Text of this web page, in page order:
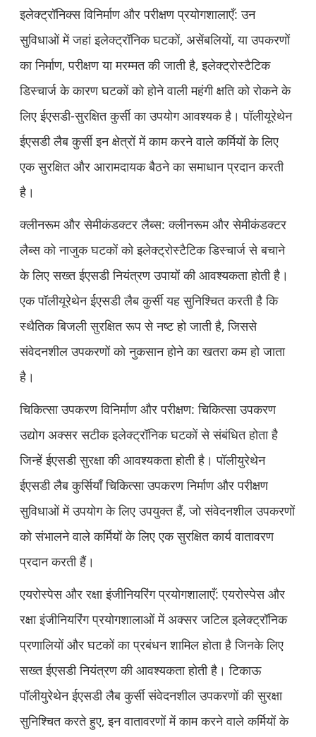
इलेक्ट्रॉनिक्स विनिर्माण और परीक्षण प्रयोगशालाएँ: उन
सुविधाओं में जहां इलेक्ट्रॉनिक घटकों, असेंबलियों, या उपकरणों
का निर्माण, परीक्षण या मरम्मत की जाती है, इलेक्ट्रोस्टैटिक
डिस्चार्ज के कारण घटकों को होने वाली महंगी क्षति को रोकने के
लिए ईएसडी-सुरक्षित कुर्सी का उपयोग आवश्यक है। पॉलीयूरेथेन
ईएसडी लैब कुर्सी इन क्षेत्रों में काम करने वाले कर्मियों के लिए
एक सुरक्षित और आरामदायक बैठने का समाधान प्रदान करती
है।
क्लीनरूम और सेमीकंडक्टर लैब्स: क्लीनरूम और सेमीकंडक्टर
लैब्स को नाजुक घटकों को इलेक्ट्रोस्टैटिक डिस्चार्ज से बचाने
के लिए सख्त ईएसडी नियंत्रण उपायों की आवश्यकता होती है।
एक पॉलीयूरेथेन ईएसडी लैब कुर्सी यह सुनिश्चित करती है कि
स्थैतिक बिजली सुरक्षित रूप से नष्ट हो जाती है, जिससे
संवेदनशील उपकरणों को नुकसान होने का खतरा कम हो जाता
है।
चिकित्सा उपकरण विनिर्माण और परीक्षण: चिकित्सा उपकरण
उद्योग अक्सर सटीक इलेक्ट्रॉनिक घटकों से संबंधित होता है
जिन्हें ईएसडी सुरक्षा की आवश्यकता होती है। पॉलीयुरेथेन
ईएसडी लैब कुर्सियाँ चिकित्सा उपकरण निर्माण और परीक्षण
सुविधाओं में उपयोग के लिए उपयुक्त हैं, जो संवेदनशील उपकरणों
को संभालने वाले कर्मियों के लिए एक सुरक्षित कार्य वातावरण
प्रदान करती हैं।
एयरोस्पेस और रक्षा इंजीनियरिंग प्रयोगशालाएँ: एयरोस्पेस और
रक्षा इंजीनियरिंग प्रयोगशालाओं में अक्सर जटिल इलेक्ट्रॉनिक
प्रणालियों और घटकों का प्रबंधन शामिल होता है जिनके लिए
सख्त ईएसडी नियंत्रण की आवश्यकता होती है। टिकाऊ
पॉलीयुरेथेन ईएसडी लैब कुर्सी संवेदनशील उपकरणों की सुरक्षा
सुनिश्चित करते हुए, इन वातावरणों में काम करने वाले कर्मियों के